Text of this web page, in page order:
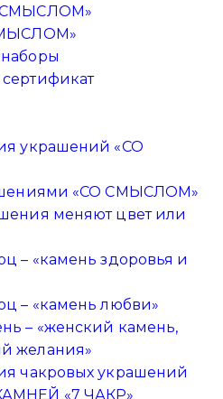
СМЫСЛОМ»
украшений «СО
«СО СМЫСЛОМ»
меняют цвет или
– «камень здоровья и
– «камень любви»
– «женский камень,
желания»
чакровых украшений
«7 ЧАКР»